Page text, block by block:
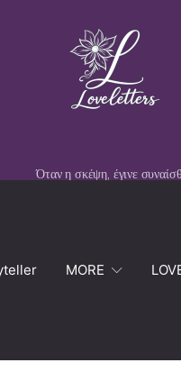
Όταν η σκέψη, έγινε
MORE